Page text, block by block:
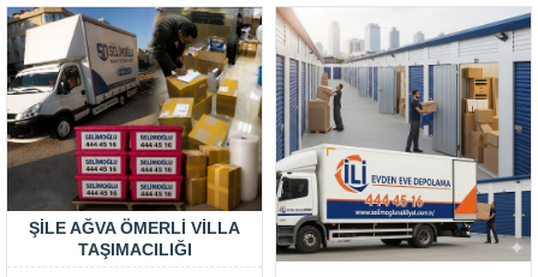
ŞILE AĞVA ÖMERLI VILLA
TAŞIMACILIĞI